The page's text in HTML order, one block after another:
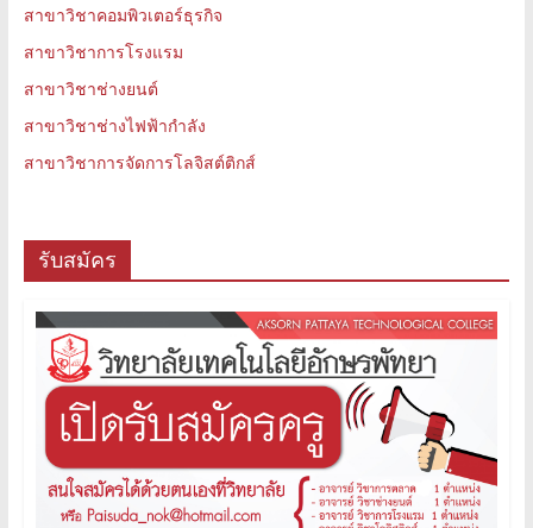
สาขาวิชาคอมพิวเตอร์ธุรกิจ
สาขาวิชาการโรงแรม
สาขาวิชาช่างยนต์
สาขาวิชาช่างไฟฟ้ากำลัง
สาขาวิชาการจัดการโลจิสต์ติกส์
รับสมัคร